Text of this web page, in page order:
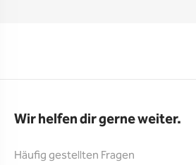
Wir helfen dir gerne weiter.
Häufig gestellten Fragen